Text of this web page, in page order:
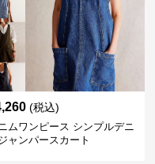
(税込)
ムワンピース シンプルデニ
ャンパースカート